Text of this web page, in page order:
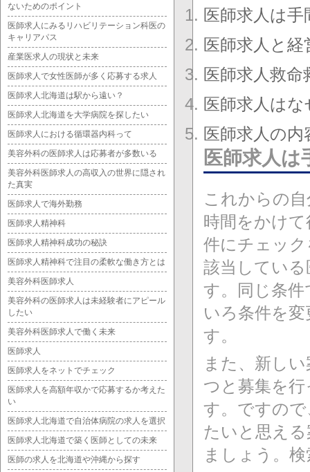
医師求人は
医師求人と
医師求人救
医師求人は
医師求人の
医師求人
これからの
時間をかけ
件にチェッ
該当してい
す。同じ条
いろ条件を
す。
また、新し
つと募集を
す。ですの
たいと思え
ましょう。
ないためのポイント
医師求人にみるリハビリテーション科医の
キャリアパス
産業医求人の現状と未来
医師求人で女性医師が多く応募する求人
医師求人北海道は駅から遠い？
医師求人北海道を大学病院を探したい
医師求人における循環器内科って
美容外科の医師求人は応募者が多数いる
美容外科医師求人の高収入の世界に隠され
た真実
医師求人で海外勤務
医師求人精神科
医師求人精神科成功の秘訣
医師求人精神科で注目の柔軟な働き方とは
美容外科医師求人
美容外科の医師求人は未経験者にアピール
したい
美容外科医師求人で働く未来
医師求人
医師求人をネットでチェック
医師求人を高額年収かで応募するか考えた
い
医師求人北海道で自治体病院の求人を選択
医師求人北海道で築く医師としての未来
医師の求人を北海道や沖縄から探す